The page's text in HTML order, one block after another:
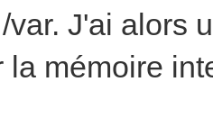
var. J'ai alors
la mémoire